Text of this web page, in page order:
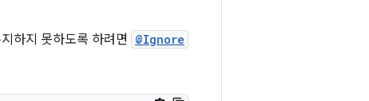
하지 못하도록 하려면 @Ignore